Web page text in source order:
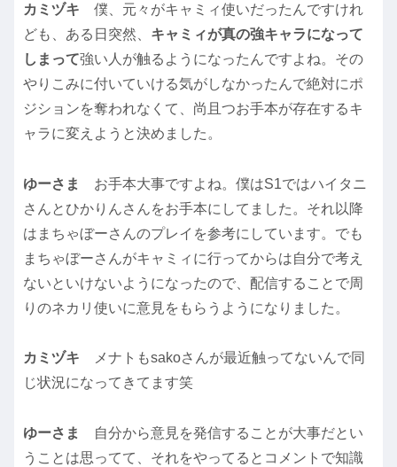
カミヅキ 僕、元々がキャミィ使いだったんですけれ
ども、ある日突然、 キャミィが真の強キャラになって
しまって強い人が触るようになったんですよね。その
やりこみに付いていける気がしなかったんで絶対にポ
ジションを奪われなくて、尚且つお手本が存在するキ
ャラに変えようと決めました。
ゆーさま お手本大事ですよね。僕はS1ではハイタニ
さんとひかりんさんをお手本にしてました。それ以降
はまちゃぼーさんのプレイを参考にしています。でも
まちゃぼーさんがキャミィに行ってからは自分で考え
ないといけないようになったので、配信することで周
りのネカリ使いに意見をもらうようになりました。
カミヅキ
メナトもsakoさんが最近触ってないんで同
じ状況になってきてます笑
ゆーさま
自分から意見を発信することが大事だとい
うことは思ってて、それをやってるとコメントで知識